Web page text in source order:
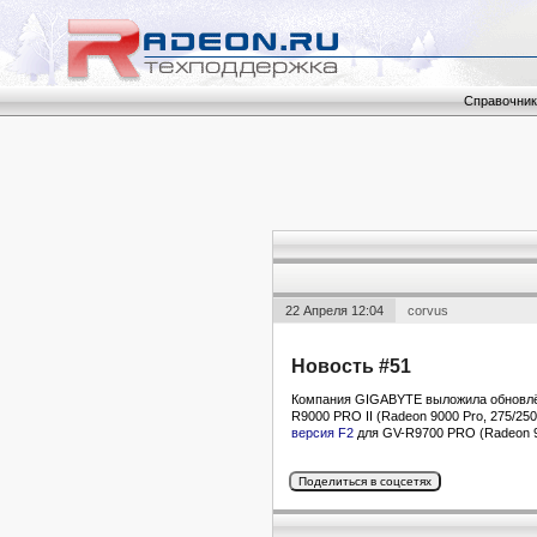
Справочник
22 Апреля 12:04 corvus
Новость #51
Компания GIGABYTE выложила
R9000 PRO II (Radeon 9000 Pro, 275/
версия F2 для GV-R9700 PRO (Radeon